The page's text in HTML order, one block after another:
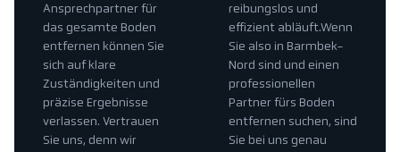
reibungslos und
effizient abläuft.Wenn
Sie also in Barmbek-
Nord sind und einen
professionellen
Partner fürs Boden
entfernen suchen, sind
Sie bei uns genau
Ansprechpartner für
das gesamte Boden
entfernen können Sie
sich auf klare
Zuständigkeiten und
präzise Ergebnisse
verlassen. Vertrauen
Sie uns, denn wir